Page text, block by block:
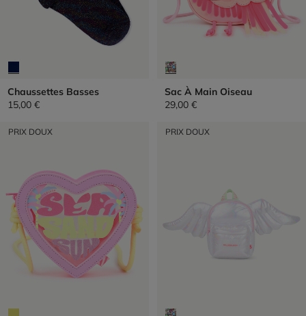
Chaussettes Basses
15,00 €
Sac À Main Oiseau
29,00 €
PRIX DOUX PRIX DOUX